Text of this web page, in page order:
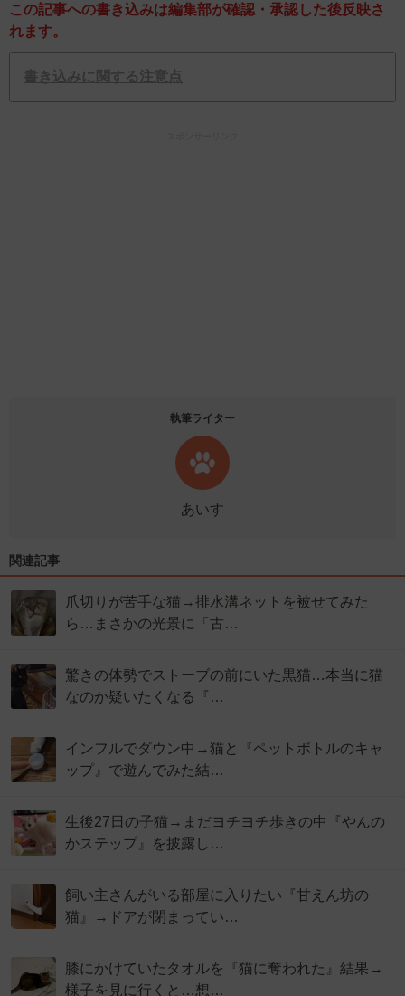
この記事への書き込みは編集部が確認・承認した後反映さ
れます。
書き込みに関する注意点
執筆ライター
あいす
関連記事
爪切りが苦手な猫→排水溝ネットを被せてみた
ら…まさかの光景に「古…
驚きの体勢でストーブの前にいた黒猫…本当に猫
なのか疑いたくなる『…
インフルでダウン中→猫と『ペットボトルのキャ
ップ』で遊んでみた結…
生後27日の子猫→まだヨチヨチ歩きの中『やんの
かステップ』を披露し…
飼い主さんがいる部屋に入りたい『甘えん坊の
猫』→ドアが閉まってい…
膝にかけていたタオルを『猫に奪われた』結果→
様子を見に行くと…想…